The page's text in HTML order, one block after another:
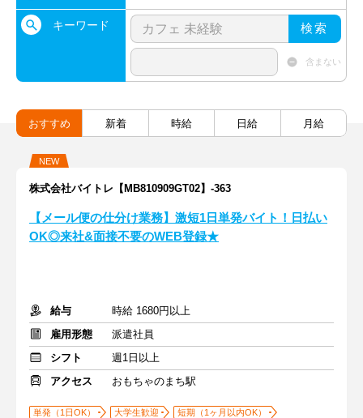
キーワード 検索
含まない
おすすめ 新着 時給 日給 月給
NEW
株式会社バイトレ【MB810909GT02】-363
【メール便の仕分け業務】激短1日単発バイト！日払い
OK◎来社&面接不要のWEB登録★
給与
時給 1680円以上
雇用形態
派遣社員
シフト
週1日以上
アクセス
おもちゃのまち駅
単発（1日OK） 大学生歓迎
短期（1ヶ月以内OK）